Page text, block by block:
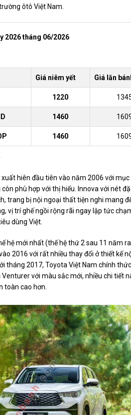
ôtô Việt Nam.
2026 tháng 06/2026
Giá niêm yết Giá lăn
1220
1460
1460
hiên đầu tiên vào năm 2006 với
phù hợp với thị hiếu. Innova với nét
trang bị nội ngoại thất tiện nghi mang
vị trí ghế ngồi rộng rãi ngay lập tức
dùng Việt.
hệ mới nhất (thế hệ thứ 2 sau 11 năm
2016 với rất nhiều thay đổi ở thiết kế
tháng 2017, Toyota Việt Nam chính
với màu sắc mới, nhiều chi tiết
toàn cao hơn.